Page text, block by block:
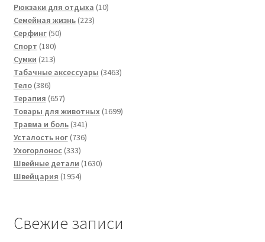
товаров
Рюкзаки для отдыха 1010
Семейная жизнь 223223
Серфинг 5050
Спорт 180180
товаров
Сумки 213213
товаров
Табачные аксессуары 34633463
Тело 386386
товаров
Терапия 657657
товаров
Товары для животных 16991699
Травма и боль 341341
товар
Усталость ног 736736
Ухогорлонос 333333
товара
Швейные детали 16301630
Швейцария 19541954
Свежие записи